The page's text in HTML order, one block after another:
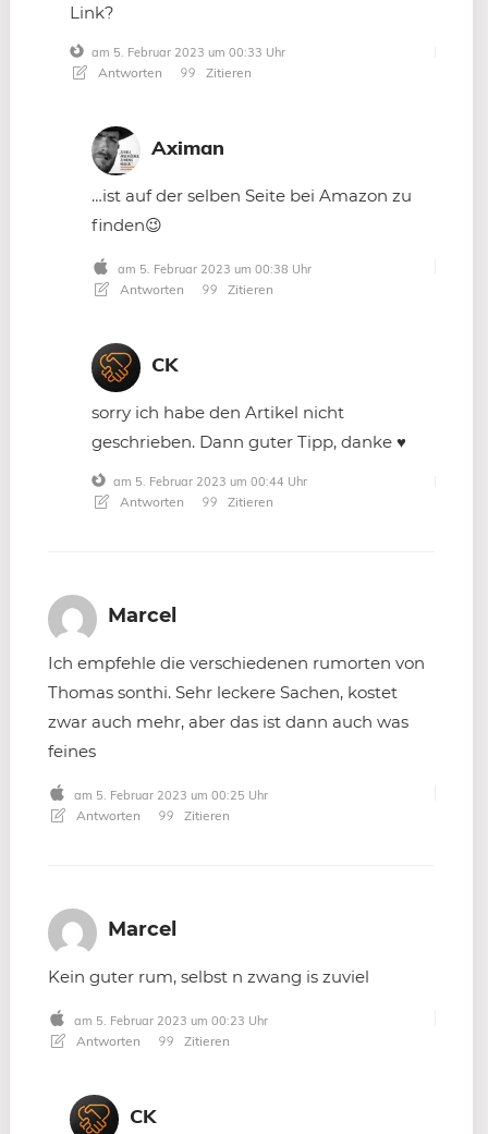
Link?
am 5. Februar 2023 um 00:33 Uhr
Antworten Zitieren
Aximan
…ist auf der selben Seite bei Amazon zu
finden😉
am 5. Februar 2023 um 00:38 Uhr
Antworten Zitieren
CK
sorry ich habe den Artikel nicht
geschrieben. Dann guter Tipp, danke ♥
am 5. Februar 2023 um 00:44 Uhr
Antworten Zitieren
Marcel
Ich empfehle die verschiedenen rumorten von
Thomas sonthi. Sehr leckere Sachen, kostet
zwar auch mehr, aber das ist dann auch was
feines
am 5. Februar 2023 um 00:25 Uhr
Antworten Zitieren
Marcel
Kein guter rum, selbst n zwang is zuviel
am 5. Februar 2023 um 00:23 Uhr
Antworten Zitieren
CK